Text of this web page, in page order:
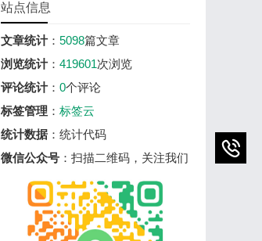
站点信息
文章统计： 5098篇文章
浏览统计： 419601次浏览
评论统计： 0个评论
标签管理 ： 标签云
统计数据 ：统计代码
微信公众号 ：扫描二维码，关注我们